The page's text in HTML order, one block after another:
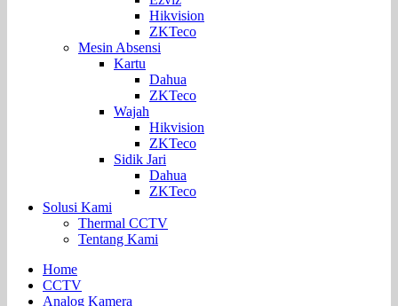
Hikvision
ZKTeco
Mesin Absensi
Kartu
Dahua
ZKTeco
Wajah
Hikvision
ZKTeco
Sidik Jari
Dahua
ZKTeco
Solusi Kami
Thermal CCTV
Tentang Kami
Home
CCTV
Analog Kamera